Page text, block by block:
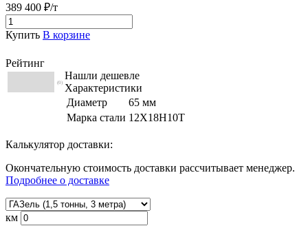
389 400 ₽/т
Купить В корзине
Рейтинг
(0)
Нашли дешевле
Характеристики
Диаметр
65 мм
Марка стали 12Х18Н10Т
Калькулятор доставки:
Окончательную стоимость доставки рассчитывает менеджер.
Подробнее о доставке
км